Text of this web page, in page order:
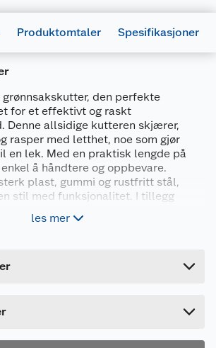
Produktomtaler Spesifikasjoner
grønnsakskutter, den perfekte
for et effektivt og raskt
Denne allsidige kutteren skjærer,
rasper med letthet, noe som gjør
en lek. Med en praktisk lengde på
å håndtere og oppbevare.
plast, gummi og rustfritt stål,
stil med funksjonalitet. I tillegg
for tid. SPiiS grønnsakskutter er
kutter og rasper!
og rustfritt stål
les mer
7025180586666
artikkelnummer
10190.R.COOP